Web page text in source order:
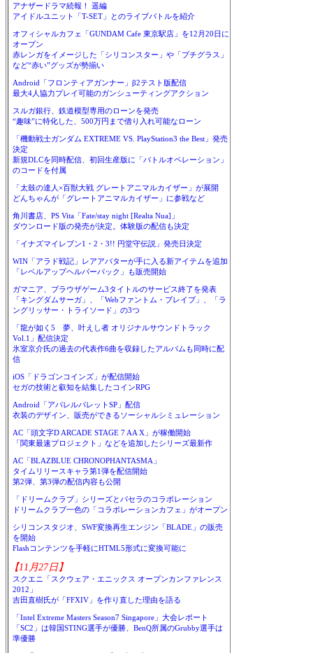
アナザードラマ続報！ 遥編
アイドルユニット「T-SET」とのライブバトルを紹介
オフィシャルカフェ「GUNDAM Cafe 東京駅店」を12月20日に
オープン
赤レンガをイメージした「シリコンスター」や「プチグラス」
など“赤い”グッズが勢揃い
Android「フロンティアガンナー」β2テスト版配信
最大4人協力プレイ可能のガンシューティングアクション
スルガ銀行、鉄道模型専用のローンを発売
“趣味”に特化した、500万円まで借り入れ可能なローン
「機動戦士ガンダム EXTREME VS. PlayStation3 the Best」発売
決定
新規DLCを同時配信、初回生産版に「バトルオペレーション」
のコードを付属
「太鼓の達人×百獣大戦 グレートアニマルカイザー」が展開
どんちゃんが「グレートアニマルカイザー」に参戦など
角川書店、PS Vita「Fate/stay night [Realta Nua]」
ダウンロード版の発売が決定。体験版の配信も決定
「イナズマイレブン1・2・3!! 円堂守伝説」発売日決定
WIN「アラド戦記」レアアバターが手に入る新アイテムを追加
「レベルアップヘルパーパック」も販売開始
ガマニア、ブラウザゲーム3タイトルのサービス終了を発表
「キングダムサーガ」、「Webファントム・ブレイブ」、「ラ
ングリッサー・トライソード」の3つ
「龍が如く5 夢、叶えし者 オリジナルサウンドトラック
Vol.1」配信決定
氷室京介氏の過去の代表作6曲を収録したアルバムも同時に配
信
iOS「ドラゴンコインズ」が配信開始
セガの技術と叡知を結集したコインRPG
Android「アパレルパレットSP」配信
衣装のデザイン、販売ができるソーシャルシミュレーション
AC「頭文字D ARCADE STAGE 7 AA X」が稼働開始
「関東最速プロジェクト」などを追加したシリーズ最新作
AC「BLAZBLUE CHRONOPHANTASMA」
タイムリリースキャラ第1弾を配信開始
第2弾、第3弾の配信内容も公開
「ドリームクラブ」シリーズとパセラのコラボレーション
ドリームクラブ一色の「コラボレーションカフェ」がオープン
シリコンスタジオ、SWF変換再生エンジン「BLADE」の販売
を開始
Flashコンテンツを手軽にHTML5形式に変換可能に
【11月27日】
スクエニ「スクウェア・エニックス オープンカンファレンス
2012」
吉田直樹氏が「FFXIV」を作り直した理由を語る
「Intel Extreme Masters Season7 Singapore」大会レポート
「SC2」は韓国STING選手が優勝、BenQ所属のGrubby選手は
準優勝